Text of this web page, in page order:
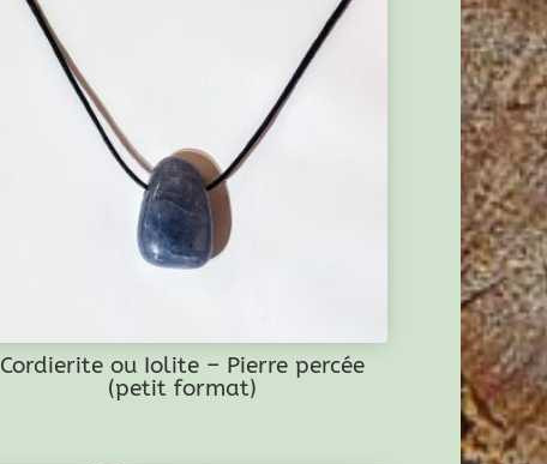
Cordierite ou Iolite – Pierre percée
(petit format)